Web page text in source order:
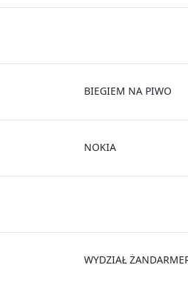
BIEGIEM NA PIWO
NOKIA
WYDZIAŁ